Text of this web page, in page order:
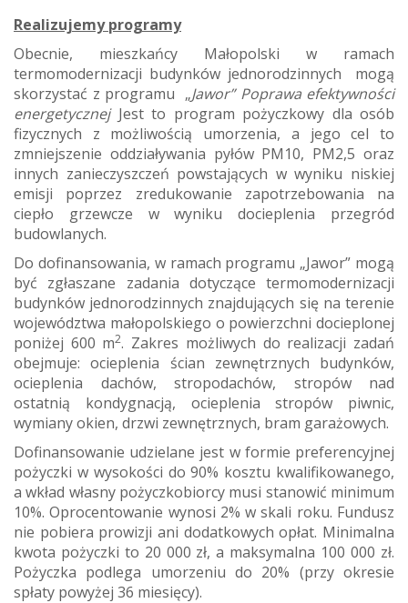
Realizujemy programy
Obecnie, mieszkańcy Małopolski w ramach
termomodernizacji budynków jednorodzinnych mogą
skorzystać z programu „Jawor” Poprawa efektywności
energetycznejJest to program pożyczkowy dla osób
fizycznych z możliwością umorzenia, a jego cel to
zmniejszenie oddziaływania pyłów PM10, PM2,5 oraz
innych zanieczyszczeń powstających w wyniku niskiej
emisji poprzez zredukowanie zapotrzebowania na
ciepło grzewcze w wyniku docieplenia przegród
budowlanych.
Do dofinansowania, w ramach programu „Jawor” mogą
być zgłaszane zadania dotyczące termomodernizacji
budynków jednorodzinnych znajdujących się na terenie
województwa małopolskiego o powierzchni docieplonej
poniżej 600 m2. Zakres możliwych do realizacji zadań
obejmuje: ocieplenia ścian zewnętrznych budynków,
ocieplenia dachów, stropodachów, stropów nad
ostatnią kondygnacją, ocieplenia stropów piwnic,
wymiany okien, drzwi zewnętrznych, bram garażowych.
Dofinansowanie udzielane jest w formie preferencyjnej
pożyczki w wysokości do 90% kosztu kwalifikowanego,
a wkład własny pożyczkobiorcy musi stanowić minimum
10%. Oprocentowanie wynosi 2% w skali roku. Fundusz
nie pobiera prowizji ani dodatkowych opłat. Minimalna
kwota pożyczki to 20 000 zł, a maksymalna 100 000 zł.
Pożyczka podlega umorzeniu do 20% (przy okresie
spłaty powyżej 36 miesięcy).